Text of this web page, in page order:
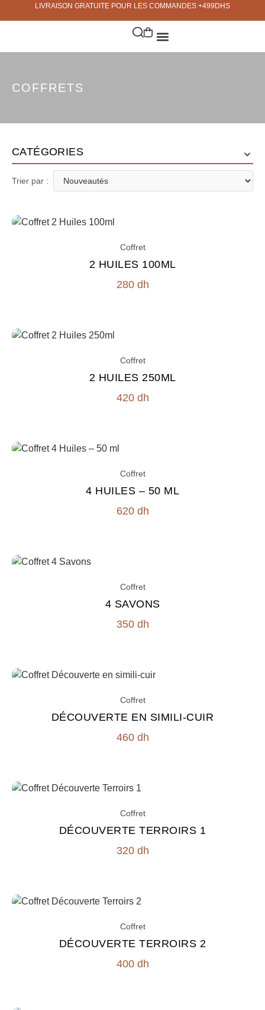
LIVRAISON GRATUITE POUR LES COMMANDES +499DHS
COFFRETS
CATÉGORIES
Trier par :
Coffret
2 HUILES 100ML
280 dh
Coffret
2 HUILES 250ML
420 dh
Coffret
4 HUILES – 50 ML
620 dh
Coffret
4 SAVONS
350 dh
Coffret
DÉCOUVERTE EN SIMILI-CUIR
460 dh
Coffret
DÉCOUVERTE TERROIRS 1
320 dh
Coffret
DÉCOUVERTE TERROIRS 2
400 dh